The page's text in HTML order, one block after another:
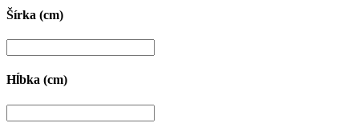
Šírka (cm)
Hĺbka (cm)